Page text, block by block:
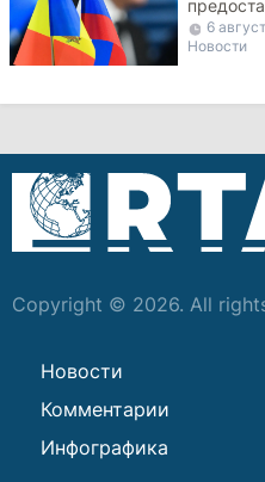
виде
6
Новости
Copyright © 2026. All
Новости
Комментарии
Инфографика